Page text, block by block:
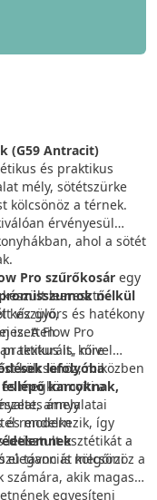
(G59 Antracit)
és praktikus
mély, sötétszürke
kölcsönöz a térnek.
érvényesül
ahol a sötét
nélkül
készülő,
texturált, kőre
kölcsönöz, miközben
karcoknak,
árnyalatai
és modern
távon is megőrzi
Pro szűrőkosár egy
leeresztő
víz gyors és hatékony
is. A Flow Pro
is, mivel
lefolyóba
megkönnyíti a
amely
rendelkezik, így
letisztult esztétikát a
eleganciát kölcsönöz a
akik magas
egyesíteni